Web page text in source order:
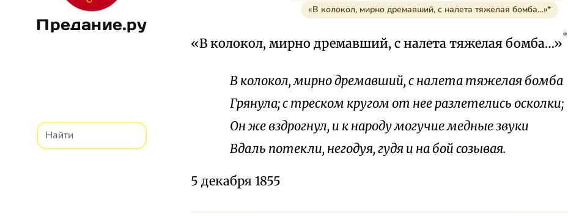
Предание.ру
«В колокол, мирно дремавший, с налета тяжелая бомба…»*
«В колокол, мирно дремавший, с налета тяжелая бомба…»*
В колокол, мирно дремавший, с налета тяжелая бомба
Грянула; с треском кругом от нее разлетелись осколки;
Он же вздрогнул, и к народу могучие медные звуки
Вдаль потекли, негодуя, гудя и на бой созывая.
5 декабря 1855